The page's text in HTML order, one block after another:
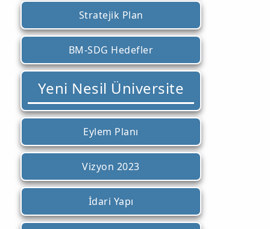
Stratejik Plan
BM-SDG Hedefler
Yeni Nesil Üniversite
Eylem Planı
Vizyon 2023
İdari Yapı